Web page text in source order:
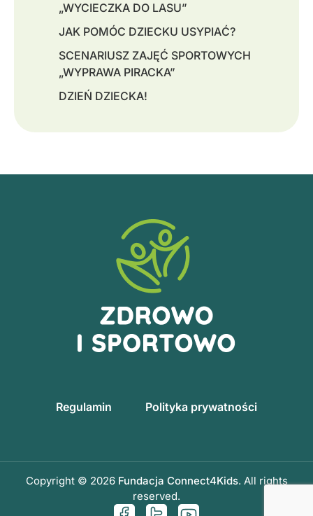
„WYCIECZKA DO LASU”
JAK POMÓC DZIECKU USYPIAĆ?
SCENARIUSZ ZAJĘĆ SPORTOWYCH
„WYPRAWA PIRACKA”
DZIEŃ DZIECKA!
Regulamin Polityka prywatności
Copyright © 2026 Fundacja Connect4Kids. All rights
reserved.